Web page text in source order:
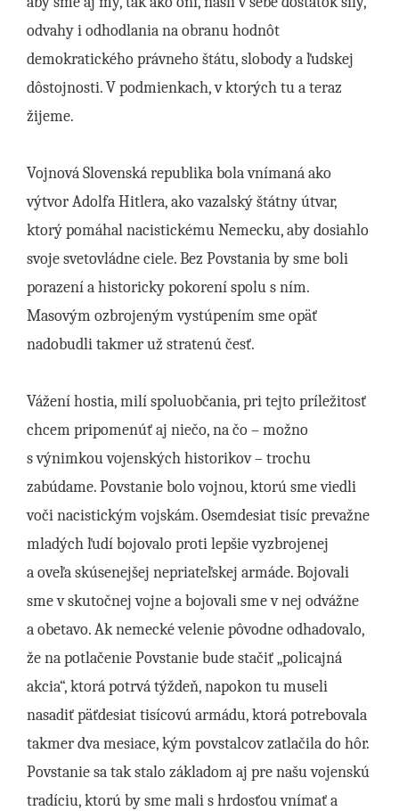
odvahy i odhodlania na obranu hodnôt
demokratického právneho štátu, slobody a ľudskej
dôstojnosti. V podmienkach, v ktorých tu a teraz
žijeme.
Vojnová Slovenská republika bola vnímaná ako
výtvor Adolfa Hitlera, ako vazalský štátny útvar,
ktorý pomáhal nacistickému Nemecku, aby dosiahlo
svoje svetovládne ciele. Bez Povstania by sme boli
porazení a historicky pokorení spolu s ním.
Masovým ozbrojeným vystúpením sme opäť
nadobudli takmer už stratenú česť.
Vážení hostia, milí spoluobčania, pri tejto príležitosť
chcem pripomenúť aj niečo, na čo – možno
s výnimkou vojenských historikov – trochu
zabúdame. Povstanie bolo vojnou, ktorú sme viedli
voči nacistickým vojskám. Osemdesiat tisíc prevažne
mladých ľudí bojovalo proti lepšie vyzbrojenej
a oveľa skúsenejšej nepriateľskej armáde. Bojovali
sme v skutočnej vojne a bojovali sme v nej odvážne
a obetavo. Ak nemecké velenie pôvodne odhadovalo,
že na potlačenie Povstanie bude stačiť „policajná
akcia“, ktorá potrvá týždeň, napokon tu museli
nasadiť päťdesiat tisícovú armádu, ktorá potrebovala
takmer dva mesiace, kým povstalcov zatlačila do hôr.
Povstanie sa tak stalo základom aj pre našu vojenskú
tradíciu, ktorú by sme mali s hrdosťou vnímať a